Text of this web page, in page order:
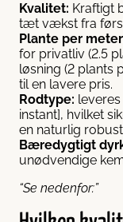
Kvalitet: Kraftigt
tæt vækst fra
Plante per
for privatliv (2.5
løsning (2 plants
til en lavere pris.
Rodtype:
instant], hvilket
en naturlig
Bæredygtigt
unødvendige
“Se nedenfor:”